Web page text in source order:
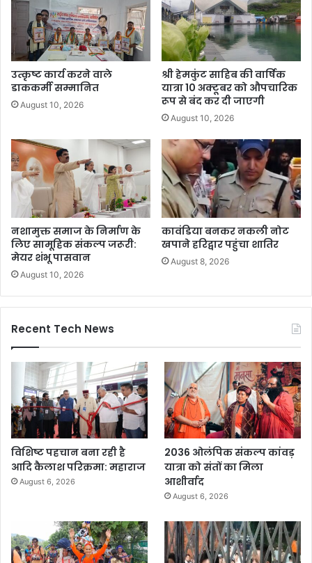
उत्कृष्ट कार्य करने वाले
डाककर्मी सम्मानित
August 10, 2026
श्री हेमकुंट साहिब की वार्षिक
यात्रा 10 अक्टूबर को औपचारिक
रूप से बंद कर दी जाएगी
August 10, 2026
नशामुक्त समाज के निर्माण के
लिए सामूहिक संकल्प जरूरी:
मेयर शंभू पासवान
August 10, 2026
कावंडिया बनकर नकली नोट
खपाने हरिद्वार पहुंचा शातिर
August 8, 2026
Recent Tech News
विशिष्ट पहचान बना रही है
आदि कैलाश परिक्रमा: महाराज
August 6, 2026
2036 ओलंपिक संकल्प कांवड़
यात्रा को संतों का मिला
आशीर्वाद
August 6, 2026